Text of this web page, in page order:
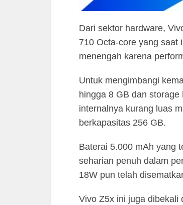
Dari sektor hardware,
710 Octa-core yang saat
menengah karena
Untuk mengimbangi
hingga 8 GB dan
internalnya kurang luas
berkapasitas 256 GB.
Baterai 5.000 mAh yang
seharian penuh dalam
18W pun telah
Vivo Z5x ini juga dibekali